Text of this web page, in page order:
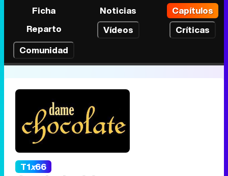
Ficha Noticias
Capítulos
Reparto
Vídeos
Críticas
Comunidad
T1x66